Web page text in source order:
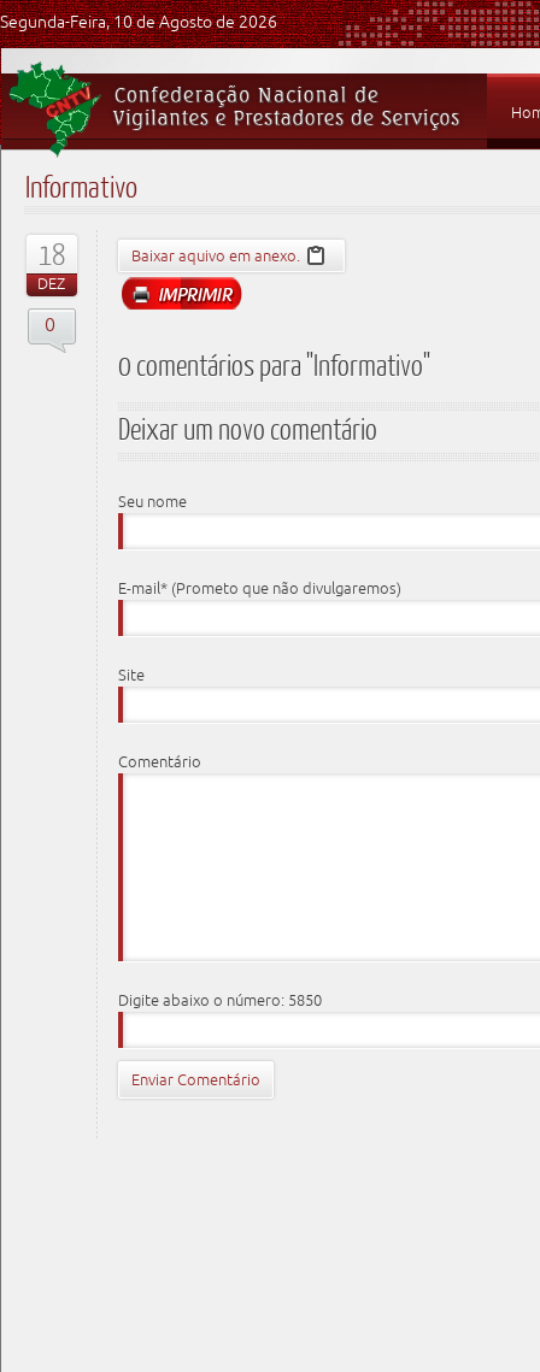
Segunda-Feira, 10 de Agosto de 2026
Informativo
18
DEZ
0
Baixar aquivo em anexo.
0 comentários para "Informativo"
Deixar um novo comentário
Seu nome
E-mail* (Prometo que não divulgaremos)
Site
Comentário
Digite abaixo o número: 5850